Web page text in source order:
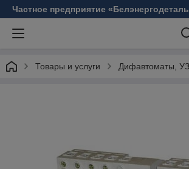
Частное предприятие
Товары и услуги Дифавтоматы,